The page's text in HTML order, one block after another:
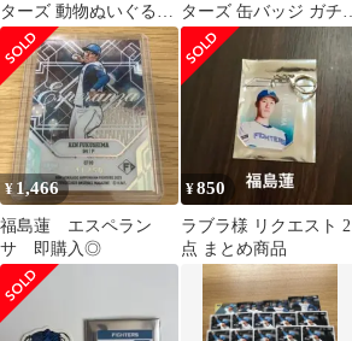
ターズ 動物ぬいぐるみ
くじ 4等モモンガ【福
島蓮＆柳川大晟】
ターズ 缶バッジ ガチ
ャ レイエス、福島選
手2種セット
¥ 1,466
福島蓮 エスペラン
サ 即購入◎
¥850
ラブラ様 リクエスト 2
点 まとめ商品